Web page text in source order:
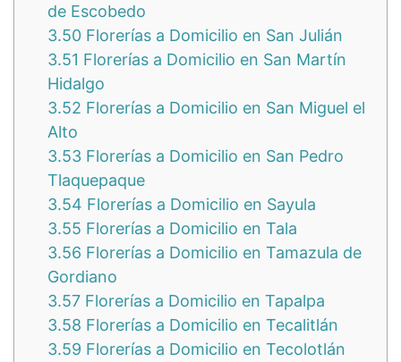
de Escobedo
3.50 Florerías a Domicilio en San Julián
3.51 Florerías a Domicilio en San Martín
Hidalgo
3.52 Florerías a Domicilio en San Miguel el
Alto
3.53 Florerías a Domicilio en San Pedro
Tlaquepaque
3.54 Florerías a Domicilio en Sayula
3.55 Florerías a Domicilio en Tala
3.56 Florerías a Domicilio en Tamazula de
Gordiano
3.57 Florerías a Domicilio en Tapalpa
3.58 Florerías a Domicilio en Tecalitlán
3.59 Florerías a Domicilio en Tecolotlán